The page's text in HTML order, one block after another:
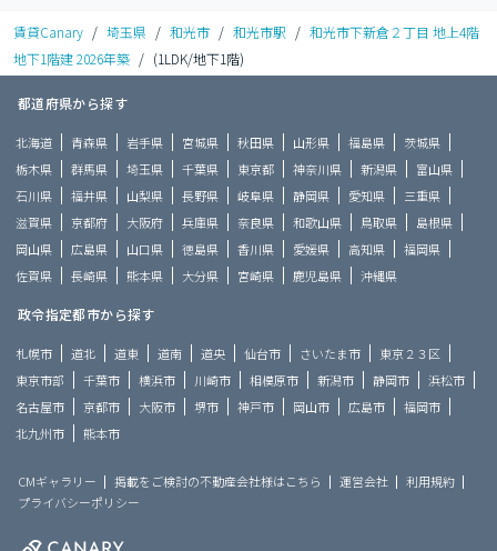
賃貸Canary / 埼玉県 / 和光市 / 和光市駅 / 和光市下新倉２丁目 地上4階
地下1階建 2026年築 / (1LDK/地下1階)
都道府県から探す
北海道 青森県 岩手県 宮城県 秋田県 山形県 福島県
茨城県
栃木県
群馬県 埼玉県 千葉県 東京都 神奈川県 新潟県
富山県
石川県
福井県 山梨県 長野県 岐阜県 静岡県 愛知県
三重県
滋賀県
京都府 大阪府 兵庫県 奈良県 和歌山県 鳥取県
島根県
岡山県
広島県 山口県 徳島県 香川県 愛媛県 高知県
福岡県
佐賀県
長崎県 熊本県 大分県 宮崎県 鹿児島県 沖縄県
政令指定都市から探す
札幌市 道北 道東 道南 道央 仙台市 さいたま市
東京２３区
東京市部
千葉市 横浜市 川崎市 相模原市 新潟市 静岡市
浜松市
名古屋市
京都市 大阪市 堺市 神戸市 岡山市 広島市
福岡市
北九州市
熊本市
CMギャラリー 掲載をご検討の不動産会社様はこちら 運営会社
利用規約
プライバシーポリシー